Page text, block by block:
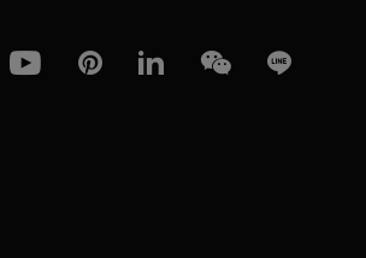
YouTubePinterestlinkedInWeChatLine